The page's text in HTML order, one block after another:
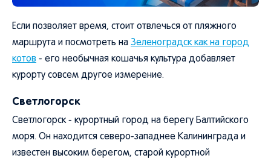
Если позволяет время, стоит отвлечься от пляжного
маршрута и посмотреть на Зеленоградск как на город
котов - его необычная кошачья культура добавляет
курорту совсем другое измерение.
Светлогорск
Светлогорск - курортный город на берегу Балтийского
моря. Он находится северо-западнее Калининграда и
известен высоким берегом, старой курортной